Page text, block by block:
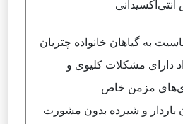
به گیاهان خانواده چتریان
دارای مشکلات کلیوی و
مزمن خاص
باردار و شیرده بدون مشورت